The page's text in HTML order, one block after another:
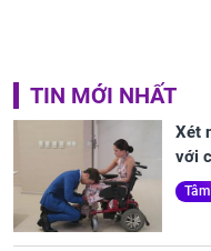
TIN MỚI NHẤT
Xét
với